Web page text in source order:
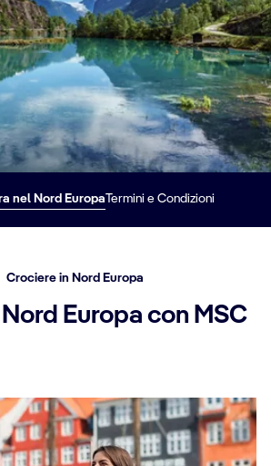
nel Nord EuropaTermini e Condizioni
Crociere in Nord Europa
Europa con MSC